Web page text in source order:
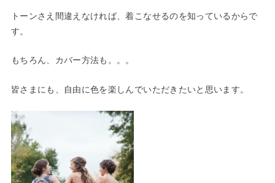
トーンさえ間違えなければ、着こなせるのを知っているからで
す。
もちろん、カバー方法も。。。
皆さまにも、自由に色を楽しんでいただきたいと思います。